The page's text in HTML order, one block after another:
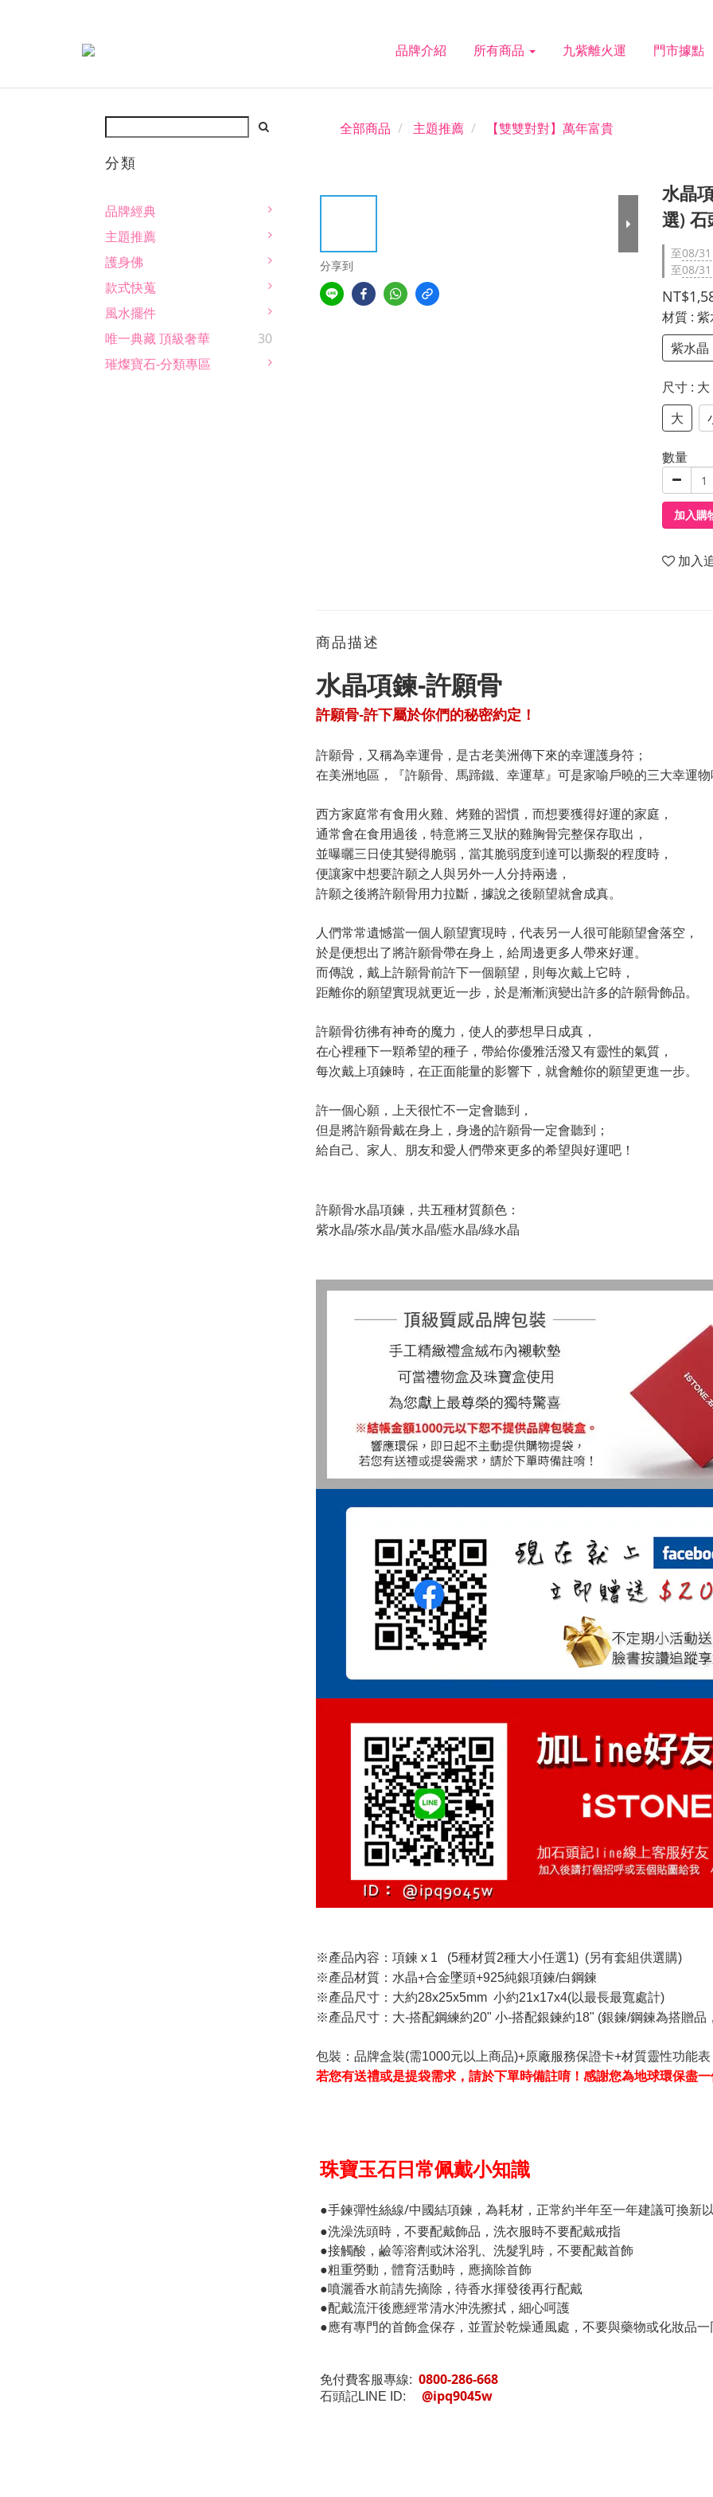
品牌介紹 所有商品 九紫離火運 門市據點
分類
品牌經典
主題推薦
護身佛
款式快蒐
風水擺件
唯一典藏 頂級奢華
30
璀燦寶石-分類專區
全部商品 主題推薦 【雙雙對對】萬年富貴
分享到
水晶
選) 石
至08/
至08/
材質 :
紫水晶
尺寸 : 大
大
數量
加入購
加入
商品描述
水晶項鍊-許願骨
許願骨-許下屬於你們的秘密約定！
許願骨，又稱為幸運骨，是古老美洲傳下來的幸運護身符；
在美洲地區，『許願骨、馬蹄鐵、幸運草』可是家喻戶曉的三大幸運物
西方家庭常有食用火雞、烤雞的習慣，而想要獲得好運的家庭，
通常會在食用過後，特意將三叉狀的雞胸骨完整保存取出，
並曝曬三日使其變得脆弱，當其脆弱度到達可以撕裂的程度時，
便讓家中想要許願之人與另外一人分持兩邊，
許願之後將許願骨用力拉斷，據說之後願望就會成真。
人們常常遺憾當一個人願望實現時，代表另一人很可能願望會落空，
於是便想出了將許願骨帶在身上，給周邊更多人帶來好運。
而傳說，戴上許願骨前許下一個願望，則每次戴上它時，
距離你的願望實現就更近一步，於是漸漸演變出許多的許願骨飾品。
許願骨彷彿有神奇的魔力，使人的夢想早日成真，
在心裡種下一顆希望的種子， 帶給你優雅活潑又有靈性的氣質，
每次戴上項鍊時，在正面能量的影響下，就會離你的願望更進一步。
許一個心願，上天很忙不一定會聽到，
但是將許願骨戴在身上，身邊的許願骨一定會聽到；
給自己、家人、朋友和愛人們帶來更多的希望與好運吧！
許願骨水晶項鍊，共五種材質顏色：
紫水晶/茶水晶/黃水晶/藍水晶/綠水晶
※產品內容：項鍊 x 1 (5種材質2種大小任選1) (另有套組供選購)
※產品材質：水晶+合金墜頭+925純銀項鍊/白鋼鍊
※產品尺寸： 大約28x25x5mm 小約21x17x4(以最長最寬處計)
※產品尺寸： 大-搭配鋼練約20" 小-搭配銀鍊約18" (銀鍊/鋼鍊為搭贈品
包裝：品牌盒裝(需1000元以上商品)+原廠服務保證卡+材質靈性功能表
若您有送禮或是提袋需求，請於下單時備註唷！感謝您為地球環保盡
珠寶玉石日常佩戴小知識
●手鍊彈性絲線/中國結項鍊，為耗材，正常約半年至一年建議可換新
●洗澡洗頭時，不要配戴飾品，洗衣服時不要配戴戒指
●接觸酸，鹼等溶劑或沐浴乳、洗髮乳時，不要配戴首飾
●粗重勞動，體育活動時，應摘除首飾
●噴灑香水前請先摘除，待香水揮發後再行配戴
●配戴流汗後應經常清水沖洗擦拭，細心呵護
●應有專門的首飾盒保存，並置於乾燥通風處，不要與藥物或化妝品
免付費客服專線: 0800-286-668
石頭記LINE ID: @ipq9045w